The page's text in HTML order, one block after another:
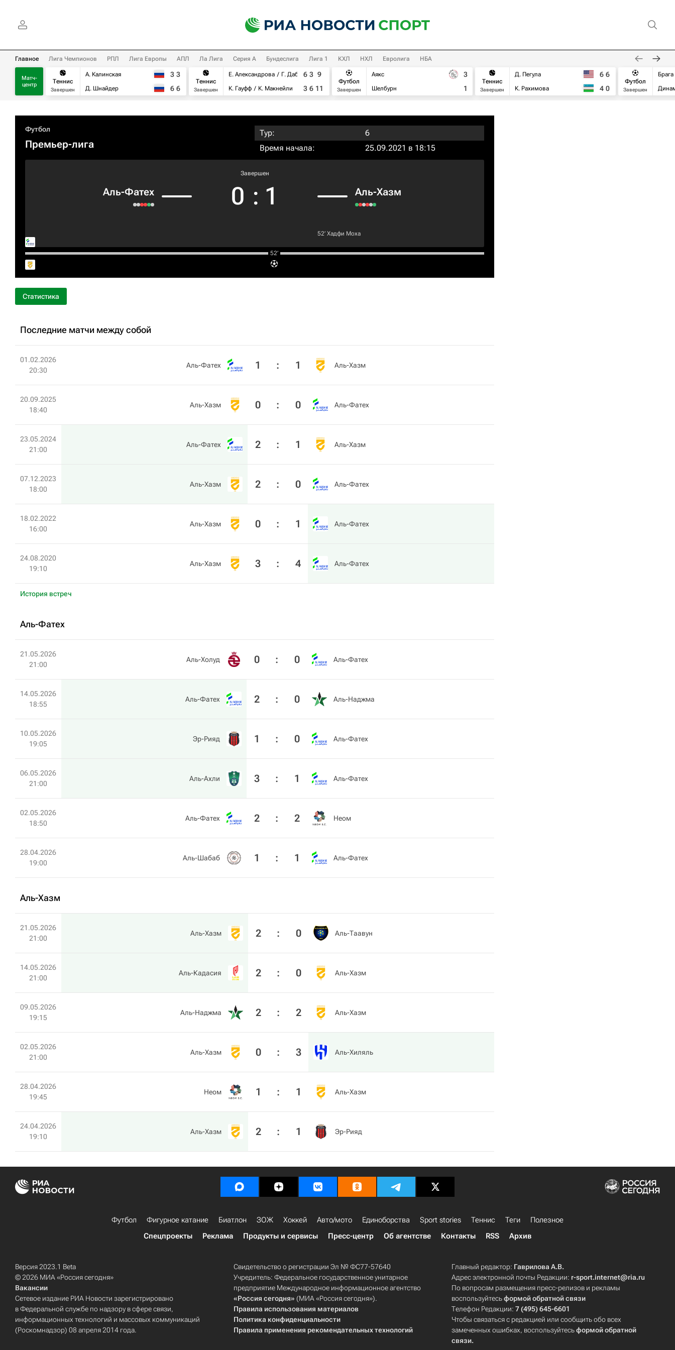
Главное Лига Чемпионов РПЛ Лига Европы АПЛ Ла Лига Серия А Бундеслига Лига 1 КХЛ НХЛ Евролига НБА
Матч-
центр
Теннис
Завершен
А. Калинская
Д. Шнайдер
3 3
6 6
Теннис
Завершен
Е. Александрова
Г. Дабровски
К. Гауфф
К. Макнейли
6 3 9
3 6 11
Футбол
Завершен
Аякс
Шелбурн
3
1
Теннис
Завершен
Д. Пегула
К. Рахимова
6 6
4 0
Футбол
Завершен
Брага
Футбол
Премьер-лига
Тур:
6
Время начала:
25.09.2021 в 18:15
Аль-Фатех
Завершен
0 : 1 Аль-Хазм
52‎’‎ Хадфи Моха
52‎’‎
Статистика
Последние матчи между собой
01.02.2026
20:30
Аль-Фатех 1 : 1 Аль-Хазм
20.09.2025
18:40
Аль-Хазм 0 : 0 Аль-Фатех
23.05.2024
21:00
Аль-Фатех 2 : 1 Аль-Хазм
07.12.2023
18:00
Аль-Хазм 2 : 0 Аль-Фатех
18.02.2022
16:00
Аль-Хазм 0 : 1 Аль-Фатех
24.08.2020
19:10
Аль-Хазм 3 : 4 Аль-Фатех
История встреч
Аль-Фатех
21.05.2026
21:00
Аль-Холуд 0 : 0 Аль-Фатех
14.05.2026
18:55
Аль-Фатех 2 : 0 Аль-Наджма
10.05.2026
19:05
Эр-Рияд 1 : 0 Аль-Фатех
06.05.2026
21:00
Аль-Ахли 3 : 1 Аль-Фатех
02.05.2026
18:50
Аль-Фатех 2 : 2 Неом
28.04.2026
19:00
Аль-Шабаб 1 : 1 Аль-Фатех
Аль-Хазм
21.05.2026
21:00
Аль-Хазм 2 : 0 Аль-Таавун
14.05.2026
21:00
Аль-Кадасия 2 : 0 Аль-Хазм
09.05.2026
19:15
Аль-Наджма 2 : 2 Аль-Хазм
02.05.2026
21:00
Аль-Хазм 0 : 3 Аль-Хиляль
28.04.2026
19:45
Неом 1 : 1 Аль-Хазм
24.04.2026
19:10
Аль-Хазм 2 : 1 Эр-Рияд
Футбол Фигурное катание Биатлон ЗОЖ Хоккей Авто/мото Единоборства Sport stories Теннис Теги
Полезное
Спецпроекты
Реклама Продукты и сервисы Пресс-центр Об агентстве Контакты RSS Архив
Версия 2023.1 Beta
© 2026 МИА «Россия сегодня»
Вакансии
Сетевое издание РИА Новости зарегистрировано
в Федеральной службе по надзору в сфере связи,
информационных технологий и массовых коммуникаций
(Роскомнадзор) 08 апреля 2014 года.
Свидетельство о регистрации Эл № ФС77-57640
Учредитель: Федеральное государственное унитарное
предприятие Международное информационное агентство
«Россия сегодня» (МИА «Россия сегодня»).
Правила использования материалов
Политика конфиденциальности
Правила применения рекомендательных технологий
Главный редактор: Гаврилова А.В.
Адрес электронной почты Редакции: r-sport.internet@ria.ru
По вопросам размещения пресс-релизов и рекламы
воспользуйтесьформой обратной связи
Телефон Редакции:7 (495) 645-6601
Чтобы связаться с редакцией или сообщить обо всех
замеченных ошибках, воспользуйтесьформой обратной
связи.